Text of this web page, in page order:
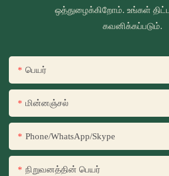
ஒத்துழைக்கிறோம். உங்கள்
கவனிக்கப்படும்.
பெயர்
மின்னஞ்சல்
Phone/WhatsApp/Skype
நிறுவனத்தின் பெயர்